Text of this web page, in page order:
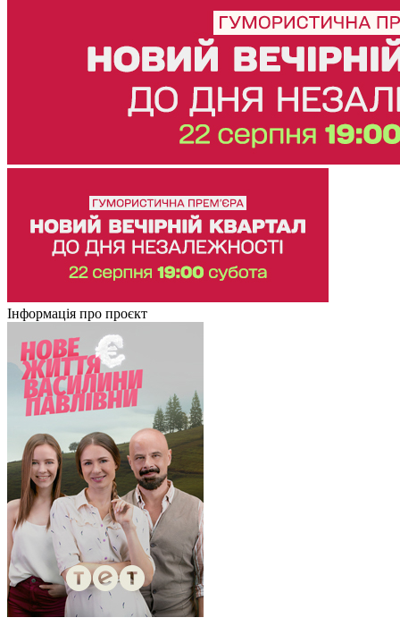
Інформація про проєкт